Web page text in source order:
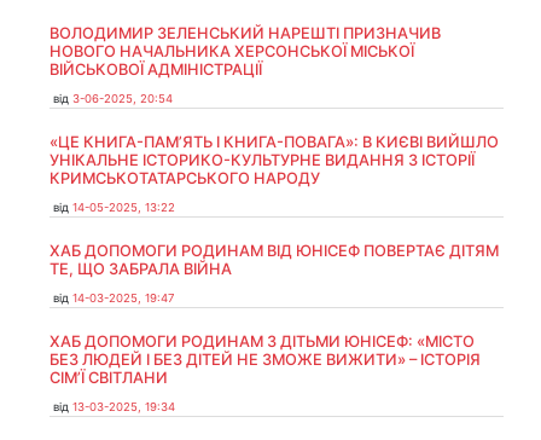
ВОЛОДИМИР ЗЕЛЕНСЬКИЙ НАРЕШТІ ПРИЗНАЧИВ
НОВОГО НАЧАЛЬНИКА ХЕРСОНСЬКОЇ МІСЬКОЇ
ВІЙСЬКОВОЇ АДМІНІСТРАЦІЇ
від 3-06-2025, 20:54
«ЦЕ КНИГА-ПАМ’ЯТЬ І КНИГА-ПОВАГА»: В КИЄВІ ВИЙШЛО
УНІКАЛЬНЕ ІСТОРИКО-КУЛЬТУРНЕ ВИДАННЯ З ІСТОРІЇ
КРИМСЬКОТАТАРСЬКОГО НАРОДУ
від 14-05-2025, 13:22
ХАБ ДОПОМОГИ РОДИНАМ ВІД ЮНІСЕФ ПОВЕРТАЄ ДІТЯМ
ТЕ, ЩО ЗАБРАЛА ВІЙНА
від 14-03-2025, 19:47
ХАБ ДОПОМОГИ РОДИНАМ З ДІТЬМИ ЮНІСЕФ: «МІСТО
БЕЗ ЛЮДЕЙ І БЕЗ ДІТЕЙ НЕ ЗМОЖЕ ВИЖИТИ» – ІСТОРІЯ
СІМʼЇ СВІТЛАНИ
від 13-03-2025, 19:34